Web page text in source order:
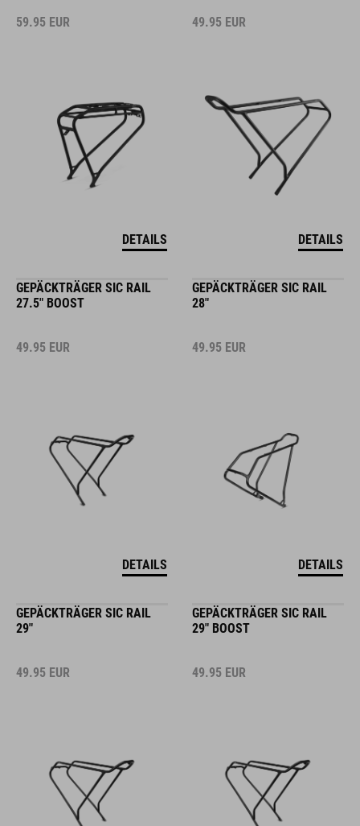
59.95 EUR
DETAILS
49.95 EUR
DETAILS
GEPÄCKTRÄGER SIC RAIL
27.5" BOOST
49.95 EUR
DETAILS
GEPÄCKTRÄGER SIC RAIL
28"
49.95 EUR
DETAILS
GEPÄCKTRÄGER SIC RAIL
29"
49.95 EUR
GEPÄCKTRÄGER SIC RAIL
29" BOOST
49.95 EUR